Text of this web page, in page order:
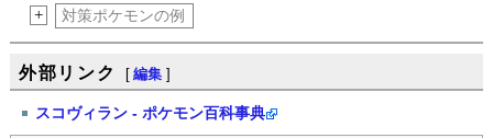
+ 対策ポケモンの例
外部リンク [ 編集 ]
スコヴィラン - ポケモン百科事典